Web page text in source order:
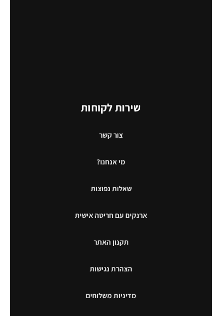
שירות לקוחות
צור קשר
מי אנחנו?
שאלות נפוצות
ארנקים עם חריטה אישית
תקנון האתר
הצהרת נגישות
מדיניות משלוחים